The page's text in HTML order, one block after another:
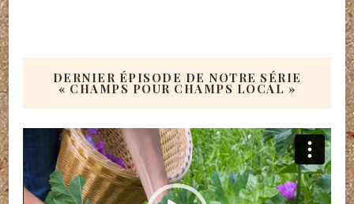
DERNIER ÉPISODE DE NOTRE SÉRIE
« CHAMPS POUR CHAMPS LOCAL »
Lecteur
vidéo